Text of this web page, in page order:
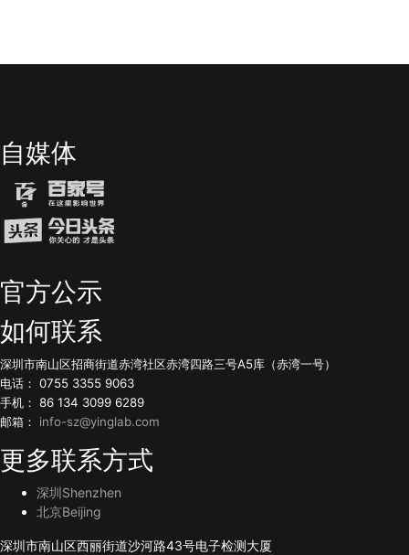
自媒体
官方公示
如何联系
深圳市南山区招商街道赤湾社区赤湾四路三号A5库（赤湾一号）
电话： 0755 3355 9063
手机： 86 134 3099 6289
邮箱： info-sz@yinglab.com
更多联系方式
深圳Shenzhen
北京Beijing
深圳市南山区西丽街道沙河路43号电子检测大厦